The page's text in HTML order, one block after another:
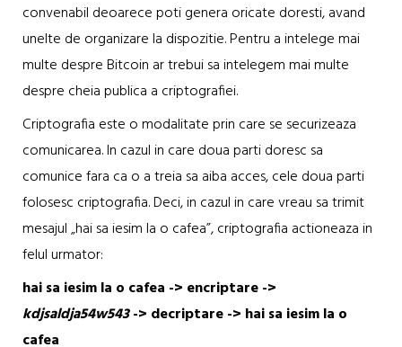
convenabil deoarece poti genera oricate doresti, avand
unelte de organizare la dispozitie. Pentru a intelege mai
multe despre Bitcoin ar trebui sa intelegem mai multe
despre cheia publica a criptografiei.
Criptografia este o modalitate prin care se securizeaza
comunicarea. In cazul in care doua parti doresc sa
comunice fara ca o a treia sa aiba acces, cele doua parti
folosesc criptografia. Deci, in cazul in care vreau sa trimit
mesajul „hai sa iesim la o cafea”, criptografia actioneaza in
felul urmator:
hai sa iesim la o cafea -> encriptare ->
kdjsaldja54w543-> decriptare -> hai sa iesim la o
cafea